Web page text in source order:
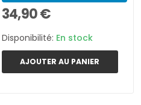
34,90 €
Disponibilité: En stock
AJOUTER AU PANIER